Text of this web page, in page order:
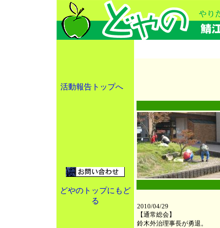
活動報告トップへ
どやのトップにもど
る
2010/04/29
【通常総会】
鈴木外治理事長が勇退。